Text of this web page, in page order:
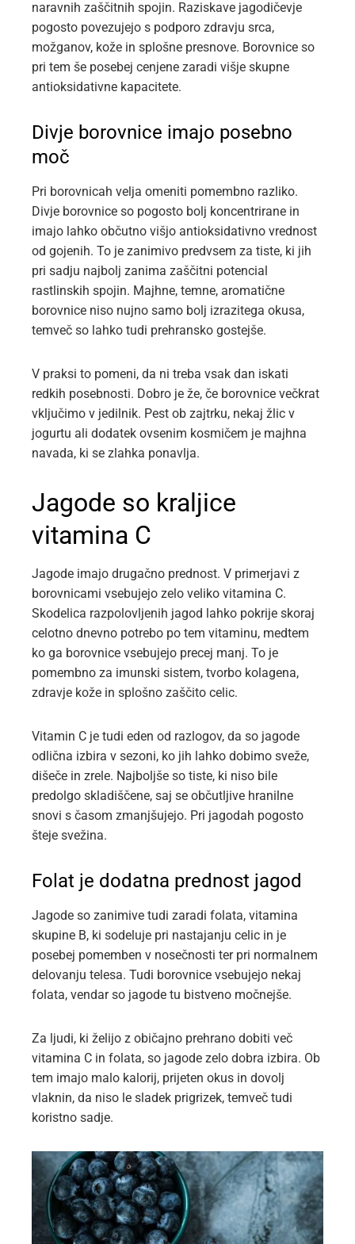
naravnih zaščitnih spojin. Raziskave jagodičevje
pogosto povezujejo s podporo zdravju srca,
možganov, kože in splošne presnove. Borovnice so
pri tem še posebej cenjene zaradi višje skupne
antioksidativne kapacitete.
Divje borovnice imajo posebno
moč
Pri borovnicah velja omeniti pomembno razliko.
Divje borovnice so pogosto bolj koncentrirane in
imajo lahko občutno višjo antioksidativno vrednost
od gojenih. To je zanimivo predvsem za tiste, ki jih
pri sadju najbolj zanima zaščitni potencial
rastlinskih spojin. Majhne, temne, aromatične
borovnice niso nujno samo bolj izrazitega okusa,
temveč so lahko tudi prehransko gostejše.
V praksi to pomeni, da ni treba vsak dan iskati
redkih posebnosti. Dobro je že, če borovnice večkrat
vključimo v jedilnik. Pest ob zajtrku, nekaj žlic v
jogurtu ali dodatek ovsenim kosmičem je majhna
navada, ki se zlahka ponavlja.
Jagode so kraljice
vitamina C
Jagode imajo drugačno prednost. V primerjavi z
borovnicami vsebujejo zelo veliko vitamina C.
Skodelica razpolovljenih jagod lahko pokrije skoraj
celotno dnevno potrebo po tem vitaminu, medtem
ko ga borovnice vsebujejo precej manj. To je
pomembno za imunski sistem, tvorbo kolagena,
zdravje kože in splošno zaščito celic.
Vitamin C je tudi eden od razlogov, da so jagode
odlična izbira v sezoni, ko jih lahko dobimo sveže,
dišeče in zrele. Najboljše so tiste, ki niso bile
predolgo skladiščene, saj se občutljive hranilne
snovi s časom zmanjšujejo. Pri jagodah pogosto
šteje svežina.
Folat je dodatna prednost jagod
Jagode so zanimive tudi zaradi folata, vitamina
skupine B, ki sodeluje pri nastajanju celic in je
posebej pomemben v nosečnosti ter pri normalnem
delovanju telesa. Tudi borovnice vsebujejo nekaj
folata, vendar so jagode tu bistveno močnejše.
Za ljudi, ki želijo z običajno prehrano dobiti več
vitamina C in folata, so jagode zelo dobra izbira. Ob
tem imajo malo kalorij, prijeten okus in dovolj
vlaknin, da niso le sladek prigrizek, temveč tudi
koristno sadje.